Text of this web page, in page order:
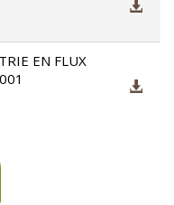
EN FLUX